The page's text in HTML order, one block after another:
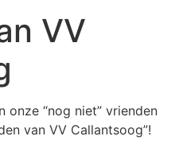
VV
onze “nog niet” vrienden
van VV Callantsoog”!